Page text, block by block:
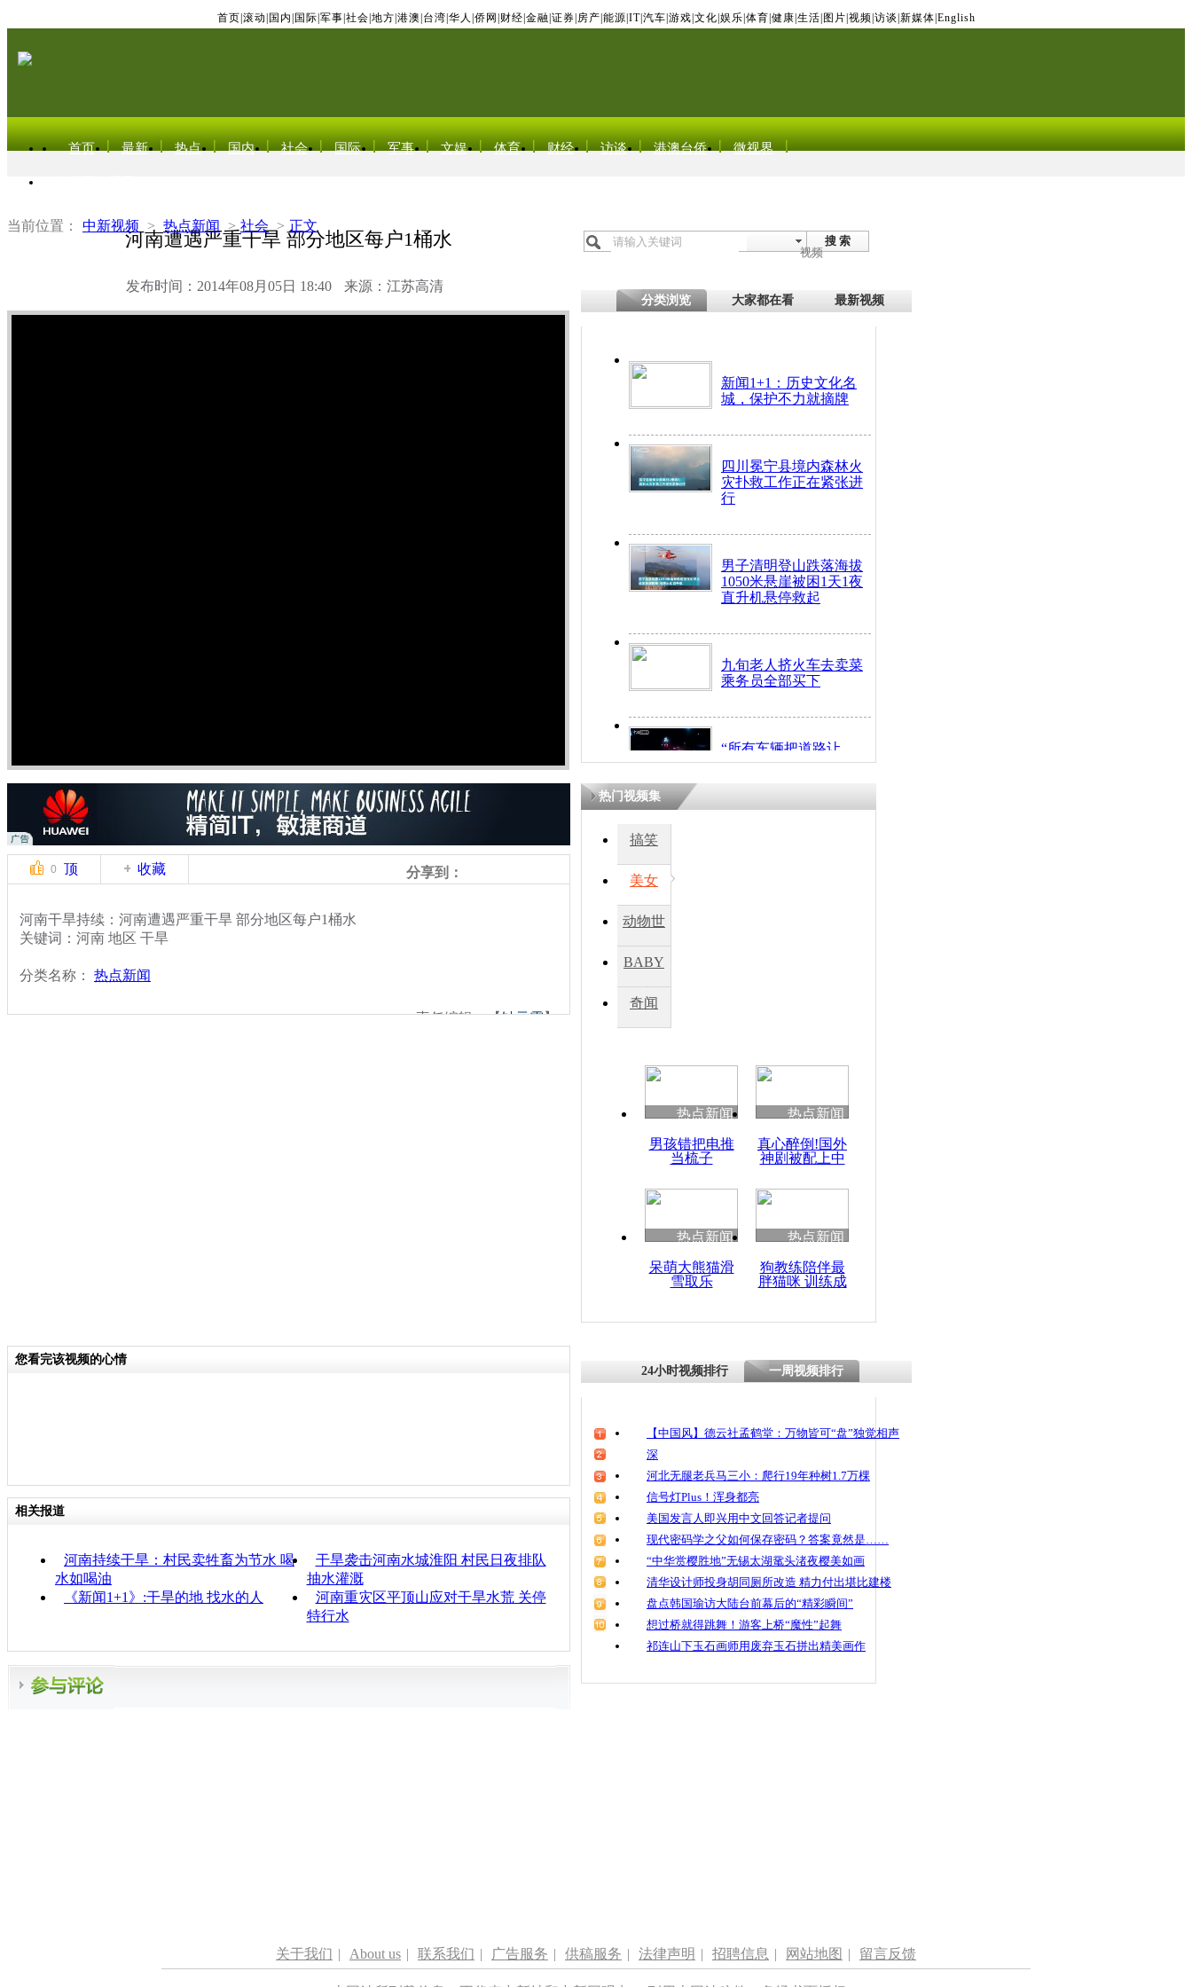
首页 滚动 国内 国际 军事 社会 地方 港澳 台湾 华人 侨网 财经 金融 证券 房产 能源 IT| 汽车 游戏 文化 娱乐 体育 健康 生活 图片 视频 访谈 新媒体 English
首页 最新 热点 国内 社会 国际 军事 文娱 体育 财经 访谈 港澳台侨 微视界
当前位置： 中新视频 > 热点新闻 > 社会 > 正文
河南遭遇严重干旱 部分地区每户1桶水
发布时间：2014年08月05日 18:40 来源：江苏高清
搜 索
视频
分类浏览 大家都在看 最新视频
新闻1+1：历史文化名
城，保护不力就摘牌
四川冕宁县境内森林火
灾扑救工作正在紧张进
行
男子清明登山跌落海拔
1050米悬崖被困1天1夜
直升机悬停救起
九旬老人挤火车去卖菜
乘务员全部买下
“所有车辆把道路让
开！”儿童突发疾病交
因
度苗族花山节
魂
0 顶 收藏 分享到：
河南干旱持续：河南遭遇严重干旱 部分地区每户1桶水
关键词：河南 地区 干旱
分类名称： 热点新闻
责任编辑：【钟元霞】
热门视频集
搞笑
美女
动物世
BABY
秀
奇闻
热点新闻
男孩错把电推
当梳子
热点新闻
真心醉倒!国外
神剧被配上中
热点新闻
呆萌大熊猫滑
雪取乐
热点新闻
狗教练陪伴最
胖猫咪 训练成
您看完该视频的心情
相关报道
河南持续干旱：村民卖牲畜为节水 喝
水如喝油
干旱袭击河南水城淮阳 村民日夜排队
抽水灌溉
《新闻1+1》:干旱的地 找水的人
河南重灾区平顶山应对干旱水荒 关停
特行水
24小时视频排行 一周视频排行
【中国风】德云社孟鹤堂：万物皆可“盘”独觉相声
深
河北无腿老兵马三小：爬行19年种树1.7万棵
信号灯Plus！浑身都亮
美国发言人即兴用中文回答记者提问
现代密码学之父如何保存密码？答案竟然是……
“中华赏樱胜地”无锡太湖鼋头渚夜樱美如画
清华设计师投身胡同厕所改造 精力付出堪比建楼
盘点韩国瑜访大陆台前幕后的“精彩瞬间”
想过桥就得跳舞！游客上桥“魔性”起舞
祁连山下玉石画师用废弃玉石拼出精美画作
关于我们 | About us | 联系我们 | 广告服务 | 供稿服务 | 法律声明 | 招聘信息 | 网站地图 | 留言反馈